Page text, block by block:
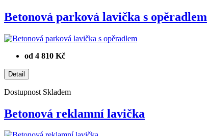
Betonová parková lavička s opěradlem
od 4 810 Kč
Dostupnost Skladem
Betonová reklamní lavička